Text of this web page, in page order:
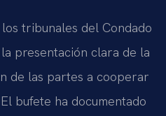
tribunales del Condado
presentación clara de la
de las partes a cooperar
bufete ha documentado